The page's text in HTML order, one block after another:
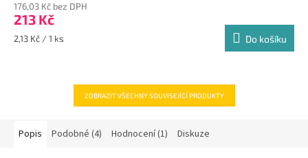
produktu
je
4,8
176,03 Kč bez DPH
213 Kč
Měrná
2,13 Kč / 1 ks Do košíku
ZOBRAZIT VŠECHNY SOUVISEJÍCÍ PRODUKTY
Popis Podobné (4) Hodnocení (1) Diskuze